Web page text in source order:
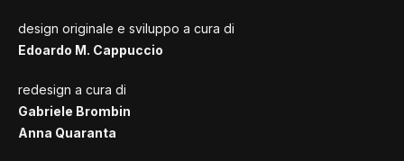
design originale e sviluppo a cura di
Edoardo M. Cappuccio
redesign a cura di
Gabriele Brombin
Anna Quaranta